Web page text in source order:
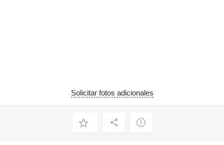
Solicitar fotos adicionales